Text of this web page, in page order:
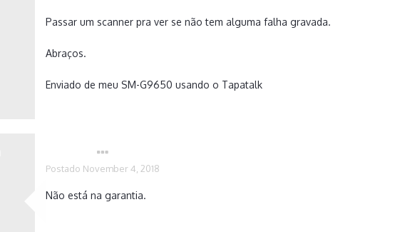
Passar um scanner pra ver se não tem alguma falha gravada.
Abraços.
Enviado de meu SM-G9650 usando o Tapatalk
Postado November 4, 2018
Não está na garantia.